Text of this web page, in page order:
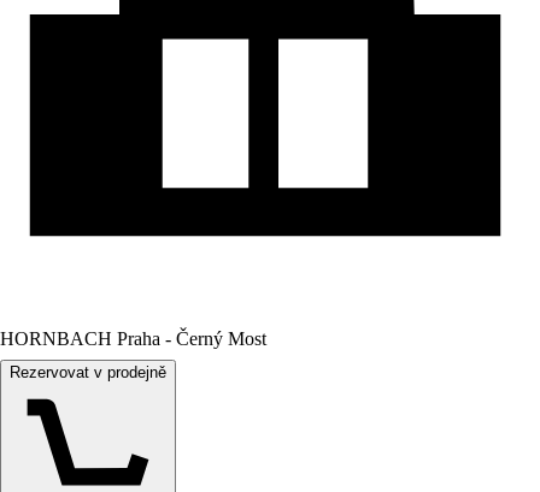
HORNBACH Praha - Černý Most
Rezervovat v prodejně